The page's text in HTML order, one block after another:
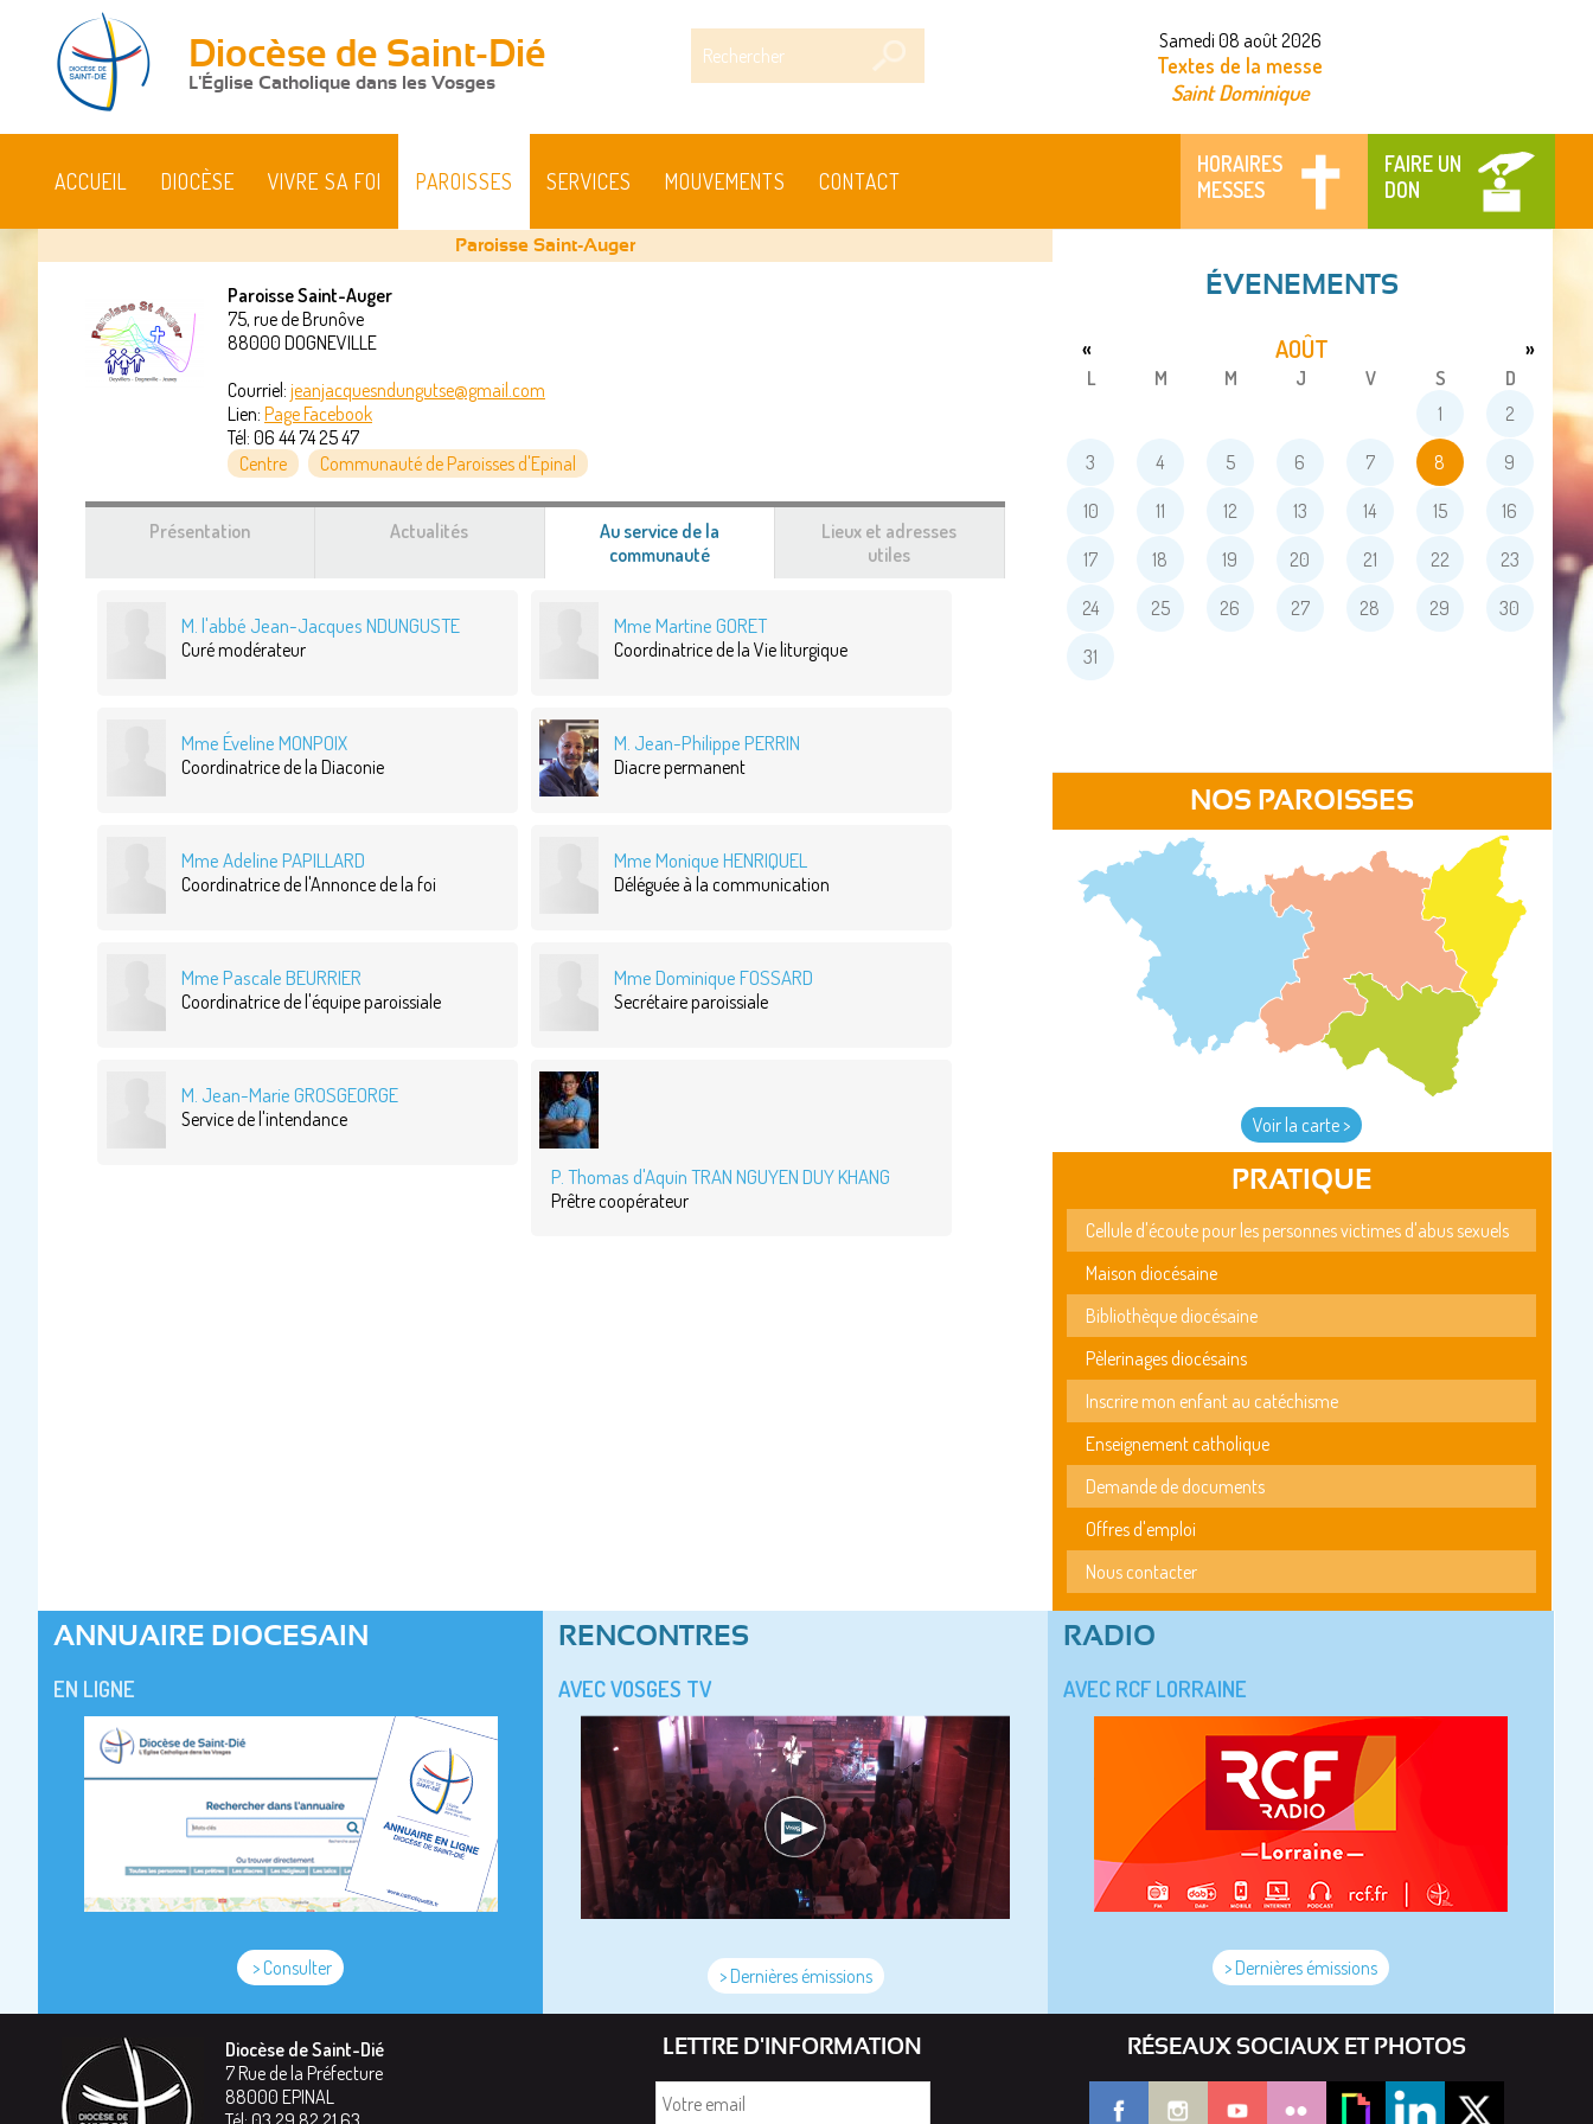
Diocèse de Saint-Dié
L'Église Catholique dans les Vosges
Samedi 08 août 2026
Textes de la messe
Saint Dominique
HORAIRES
MESSES
FAIRE UN
DON
ACCUEIL DIOCÈSE VIVRE SA FOI PAROISSES SERVICES MOUVEMENTS CONTACT
Vous
êtes
Paroisse Saint-Auger
Paroisse Saint-Auger
75, rue de Brunôve
88000 DOGNEVILLE
Courriel: jeanjacquesndungutse@gmail.com
Lien: Page Facebook
Tél: 06 44 74 25 47
Centre
Communauté de Paroisses d'Epinal
Présentation Actualités
Au service de la
communauté(onglet
Lieux et adresses
utiles
M. l'abbé Jean-Jacques NDUNGUSTE
Curé modérateur
Mme Martine GORET
Coordinatrice de la Vie liturgique
Mme Éveline MONPOIX
Coordinatrice de la Diaconie
M. Jean-Philippe PERRIN
Diacre permanent
Mme Adeline PAPILLARD
Coordinatrice de l'Annonce de la foi
Mme Monique HENRIQUEL
Déléguée à la communication
Mme Pascale BEURRIER
Coordinatrice de l'équipe paroissiale
Mme Dominique FOSSARD
Secrétaire paroissiale
M. Jean-Marie GROSGEORGE
Service de l'intendance
P. Thomas d'Aquin TRAN NGUYEN DUY KHANG
Prêtre coopérateur
ÉVENEMENTS
AOÛT
« »
L M M J V S
D
1
2
3 4 5 6 7 8 9
10 11 12 13 14 15 16
17 18 19 20 21 22 23
24 25 26 27 28 29 30
31
NOS PAROISSES
Voir la carte >
PRATIQUE
Cellule d'écoute pour les personnes victimes d'abus sexuels
Maison diocésaine
Bibliothèque diocésaine
Pèlerinages diocésains
Inscrire mon enfant au catéchisme
Enseignement catholique
Demande de documents
Offres d'emploi
Nous contacter
ANNUAIRE DIOCESAIN
EN LIGNE
> Consulter
RENCONTRES
AVEC VOSGES TV
> Dernières émissions
RADIO
AVEC RCF LORRAINE
> Dernières émissions
Diocèse de Saint-Dié
7 Rue de la Préfecture
88000 EPINAL
LETTRE D'INFORMATION RÉSEAUX SOCIAUX ET PHOTOS